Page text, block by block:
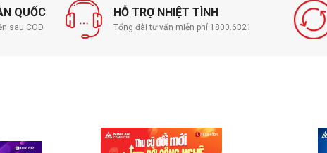
QUỐC
sau COD
HỖ TRỢ NHIỆT TÌNH
Tổng đài tư vấn miễn phí 1800.6321